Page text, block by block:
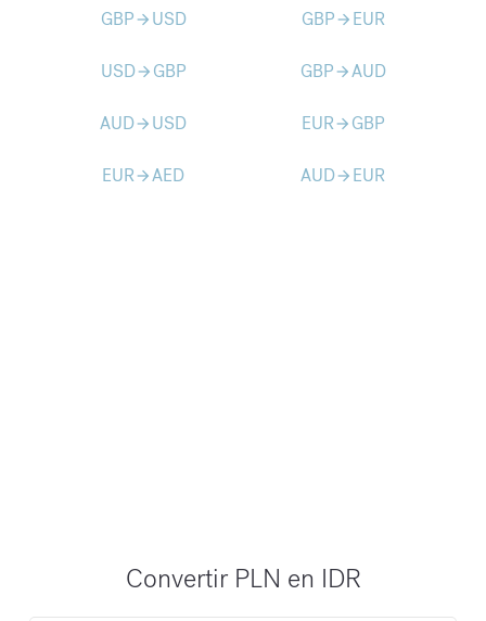
GBParrow_forward USD GBParrow_forward EUR
USDarrow_forward GBP GBParrow_forwardAUD
AUDarrow_forward USD EURarrow_forward GBP
EURarrow_forwardAED AUDarrow_forward EUR
Convertir PLN en IDR